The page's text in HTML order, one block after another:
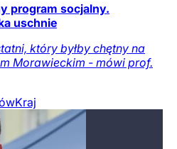
program socjalny.
uschnie
który byłby chętny na
Morawieckim - mówi prof.
Kraj